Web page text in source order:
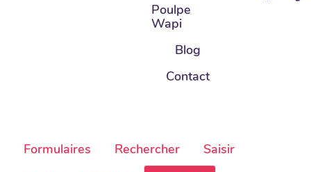
Poulpe
Wapi
Blog
Contact
Formulaires Rechercher
Saisir